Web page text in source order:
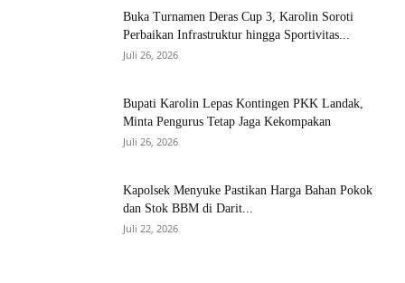
Buka Turnamen Deras Cup 3, Karolin Soroti
Perbaikan Infrastruktur hingga Sportivitas...
Juli 26, 2026
Bupati Karolin Lepas Kontingen PKK Landak,
Minta Pengurus Tetap Jaga Kekompakan
Juli 26, 2026
Kapolsek Menyuke Pastikan Harga Bahan Pokok
dan Stok BBM di Darit...
Juli 22, 2026